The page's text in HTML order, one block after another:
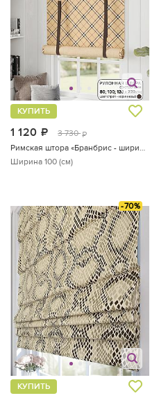
1 120 руб.
3 730 руб.
КУПИТЬ
Ширина 100 (см)
-70%
КУПИТЬ